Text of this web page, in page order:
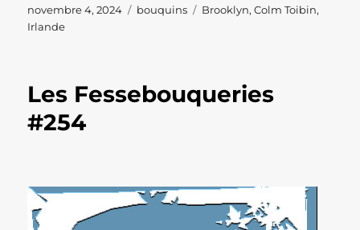
Publié
le
novembre 4, 2024 Catégories
bouquins Étiquettes
Brooklyn,Colm Toibin,
Irlande
Les Fessebouqueries
#254